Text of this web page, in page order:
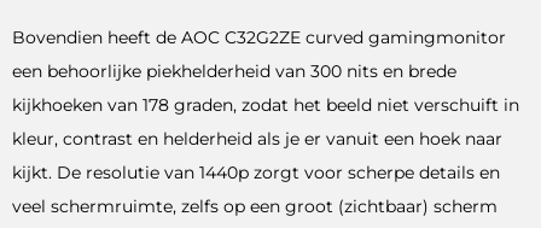
Bovendien heeft de AOC C32G2ZE curved gamingmonitor
een behoorlijke piekhelderheid van 300 nits en brede
kijkhoeken van 178 graden, zodat het beeld niet verschuift in
kleur, contrast en helderheid als je er vanuit een hoek naar
kijkt. De resolutie van 1440p zorgt voor scherpe details en
veel schermruimte, zelfs op een groot (zichtbaar) scherm